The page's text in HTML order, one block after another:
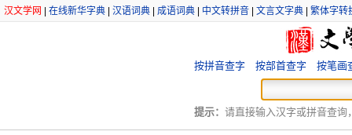
汉文学网 在线新华字典 汉语词典 成语词典 中文转拼音 文言文字典 繁体字转
按拼音查字 按部首查字 按笔画
提示： 请直接输入汉字或拼音查询